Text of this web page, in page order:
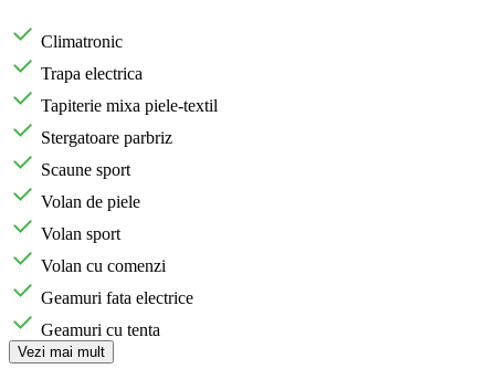
Climatronic
Trapa electrica
Tapiterie mixa piele-textil
Stergatoare parbriz
Scaune sport
Volan de piele
Volan sport
Volan cu comenzi
Geamuri fata electrice
Geamuri cu tenta
Vezi mai mult